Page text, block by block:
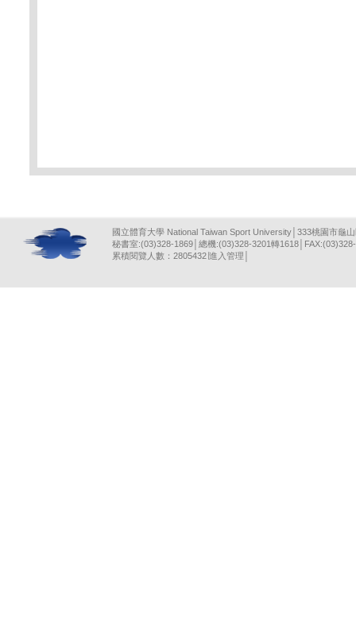
國立體育大學 National Taiwan Sport University│333桃園市龜
秘書室:(03)328-1869│總機:(03)328-3201轉
累積閱覽人數：2805432∣ 進入管理